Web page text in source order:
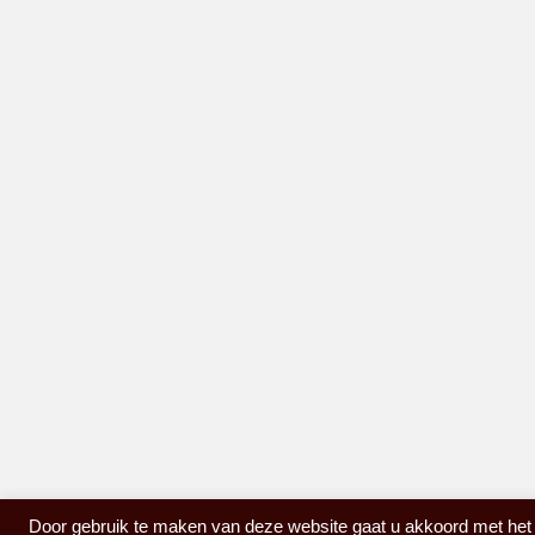
Door gebruik te maken van deze website gaat u akkoord met